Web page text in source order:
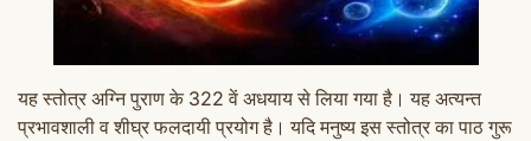
यह स्तोत्र अग्नि पुराण के 322 वें अधयाय से लिया गया है। यह अत्यन्त
प्रभावशाली व शीघ्र फलदायी प्रयोग है। यदि मनुष्य इस स्तोत्र का पाठ गुरू